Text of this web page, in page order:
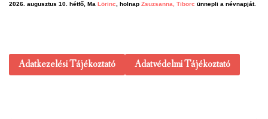
2026. augusztus 10. hétfő, Ma Lörinc, holnap Zsuzsanna, Tiborc ünnepli a névnapját.
Adatkezelési Tájékoztató Adatvédelmi Tájékoztató